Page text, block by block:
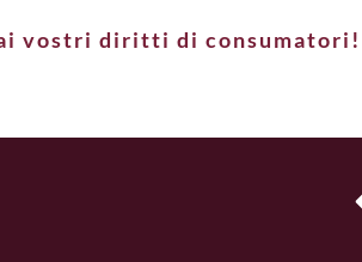
vostri diritti di consumatori!